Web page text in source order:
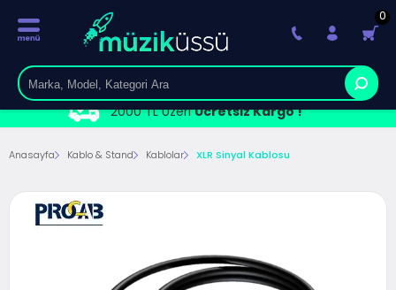
2000 TL ÜzeriÜcretsiz Kargo !
0
Anasayfa Kablo & Stand Kablolar XLR Sinyal Kablosu